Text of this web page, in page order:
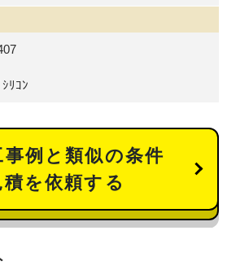
ﾘｺﾝ
事例と類似の条件
を依頼する